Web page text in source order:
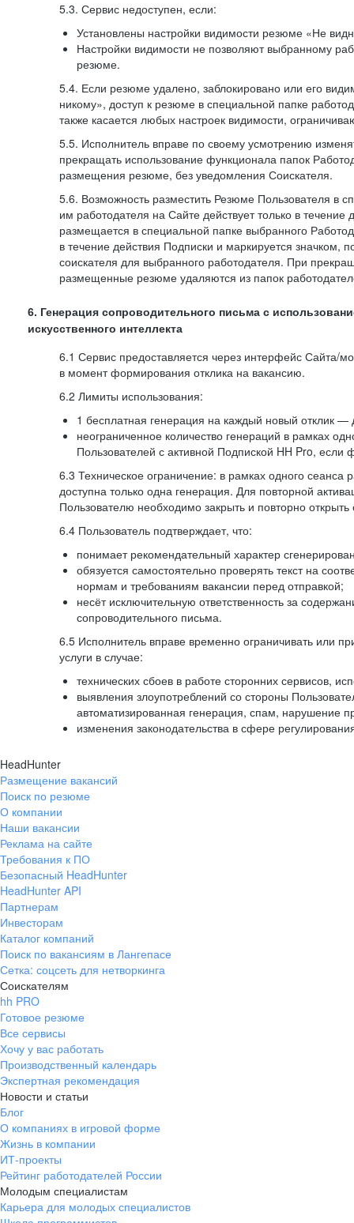
5.3. Сервис недоступен, если:
Установлены настройки видимости резюме «Не
Настройки видимости не позволяют выбранному
резюме.
5.4. Если резюме удалено, заблокировано или его
никому», доступ к резюме в специальной папке
также касается любых настроек видимости,
5.5. Исполнитель вправе по своему усмотрению
прекращать использование функционала папок
размещения резюме, без уведомления Соискателя.
5.6. Возможность разместить Резюме Пользователя в
им работодателя на Сайте действует только в
размещается в специальной папке выбранного
в течение действия Подписки и маркируется
соискателя для выбранного работодателя. При
размещенные резюме удаляются из папок
6. Генерация сопроводительного письма с
искусственного интеллекта
6.1 Сервис предоставляется через интерфейс Сайта/
в момент формирования отклика на вакансию.
6.2 Лимиты использования:
1 бесплатная генерация на каждый новый отклик —
неограниченное количество генераций в рамках
Пользователей с активной Подпиской HH Pro,
6.3 Техническое ограничение: в рамках одного сеанса
доступна только одна генерация. Для повторной
Пользователю необходимо закрыть и повторно открыть
6.4 Пользователь подтверждает, что:
понимает рекомендательный характер
обязуется самостоятельно проверять текст на
нормам и требованиям вакансии перед отправкой;
несёт исключительную ответственность за
сопроводительного письма.
6.5 Исполнитель вправе временно ограничивать или
услуги в случае:
технических сбоев в работе сторонних сервисов,
выявления злоупотреблений со стороны
автоматизированная генерация, спам, нарушение
изменения законодательства в сфере
HeadHunter
Размещение вакансий
Поиск по резюме
О компании
Наши вакансии
Реклама на сайте
Требования к ПО
Безопасный HeadHunter
HeadHunter API
Партнерам
Инвесторам
Каталог компаний
Поиск по вакансиям в Лангепасе
Сетка: соцсеть для нетворкинга
Соискателям
hh PRO
Готовое резюме
Все сервисы
Хочу у вас работать
Производственный календарь
Экспертная рекомендация
Новости и статьи
Блог
О компаниях в игровой форме
Жизнь в компании
ИТ-проекты
Рейтинг работодателей России
Молодым специалистам
Карьера для молодых специалистов